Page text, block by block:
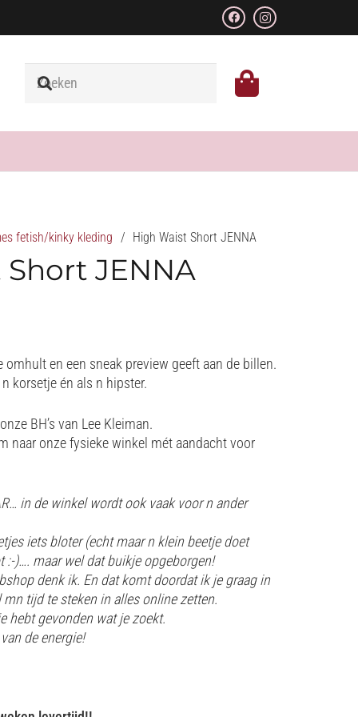
fetish/kinky kleding / High Waist Short JENNA
JENNA
en een sneak preview geeft aan de billen.
korsetje én als n hipster.
BH’s van Lee Kleiman.
naar onze fysieke winkel mét aandacht voor
in de winkel wordt ook vaak voor n ander
iets bloter (echt maar n klein beetje doet
:-)…. maar wel dat buikje opgeborgen!
denk ik. En dat komt doordat ik je graag in
tijd te steken in alles online zetten.
hebt gevonden wat je zoekt.
de energie!